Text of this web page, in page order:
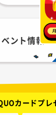
ント情報
カードプレ